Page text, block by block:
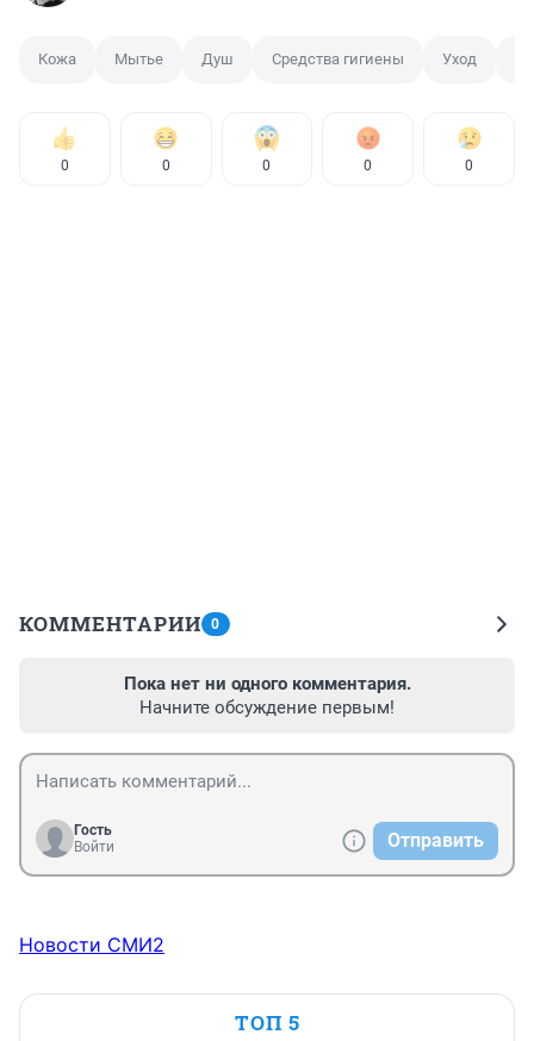
Кожа Мытье Душ Средства гигиены Уход
0 0 0 0 0
КОММЕНТАРИИ 0
Пока нет ни одного комментария.
Начните обсуждение первым!
Гость
Войти
Отправить
Новости СМИ2
ТОП 5